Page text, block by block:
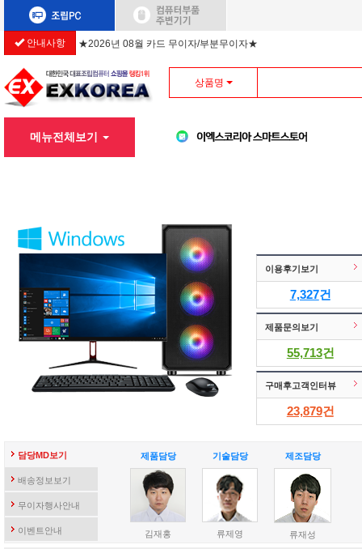
안내사항 ★2026년 08월 카드 무이자/부분무이자★
상품명
메뉴전체보기
이용후기보기
7,327건
제품문의보기
55,713건
구매후고객인터뷰
23,879건
담당MD보기
배송정보보기
무이자행사안내
이벤트안내
제품담당
김재홍
기술담당
류제영
제조담당
류재성